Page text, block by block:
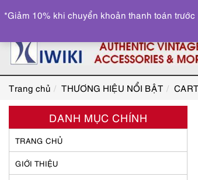
Trang chủ THƯƠNG HIỆU NỔI BẬT
DANH MỤC CHÍNH
TRANG CHỦ
GIỚI THIỆU
*Giảm 10% khi chuyển khoản thanh toán